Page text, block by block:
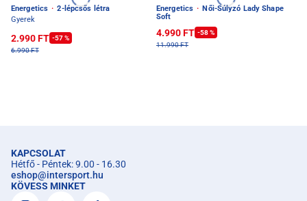
Energetics · 2-lépcsős létra
Gyerek
2.990 FT -57 %
6.990 FT
Energetics · Női-Súlyzó Lady Shape
Soft
4.990 FT -58 %
11.990 FT
KAPCSOLAT
Hétfő - Péntek: 9.00 - 16.30
eshop@intersport.hu
KÖVESS MINKET